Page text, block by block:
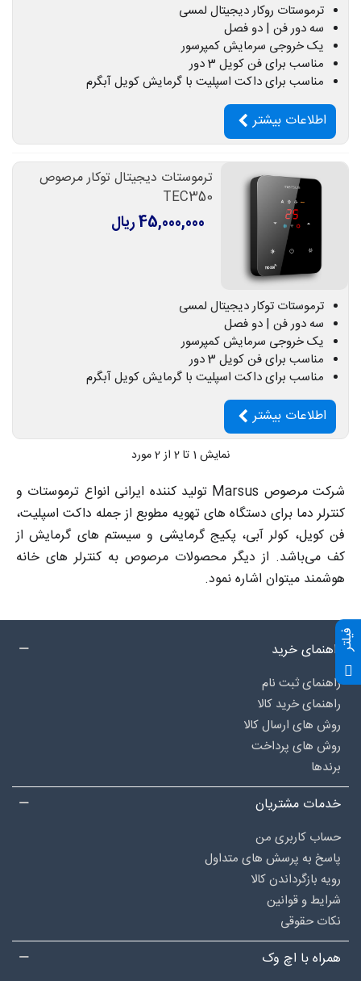
ترموستات روکار دیجیتال لمسی
سه دور فن | دو فصل
یک خروجی سرمایش کمپرسور
مناسب برای فن کویل 3 دور
مناسب برای داکت اسپلیت با گرمایش کویل آبگرم
اطلاعات بیشتر
ترموستات دیجیتال توکار مرصوص
TEC350
45,000,000 ریال
ترموستات توکار دیجیتال لمسی
سه دور فن | دو فصل
یک خروجی سرمایش کمپرسور
مناسب برای فن کویل 3 دور
مناسب برای داکت اسپلیت با گرمایش کویل آبگرم
اطلاعات بیشتر
نمایش 1 تا 2 از 2 مورد
شرکت مرصوص Marsus تولید کننده ایرانی انواع ترموستات و
کنترلر دما برای دستگاه های تهویه مطوبع از جمله داکت اسپلیت،
فن کویل، کولر آبی، پکیج گرمایشی و سیستم های گرمایش از
کف می‌باشد. از دیگر محصولات مرصوص به کنترلر های خانه
هوشمند میتوان اشاره نمود.
راهنمای خرید
راهنمای ثبت نام
راهنمای خرید کالا
روش های ارسال کالا
روش های پرداخت
برندها
خدمات مشتریان
حساب کاربری من
پاسخ به پرسش های متداول
رویه بازگرداندن کالا
شرایط و قوانین
نکات حقوقی
همراه با اچ وک
فیلتر